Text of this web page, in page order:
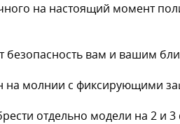
на настоящий момент
безопасность вам и вашим
на молнии с фиксирующими
отдельно модели на 2 и 3